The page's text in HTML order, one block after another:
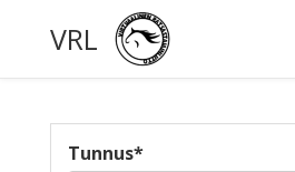
VRL
Tunnus*